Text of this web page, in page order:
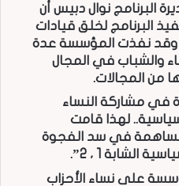
البرنامج نوال دبيس أن
البرنامج لخلق قيادات
وقد نفذت المؤسسة عدة
والشباب في المجال
من المجالات.
في مشاركة النساء
لهذا قامت
في سد الفجوة
الشابة 1 ، 2”.
على نساء الأحزاب